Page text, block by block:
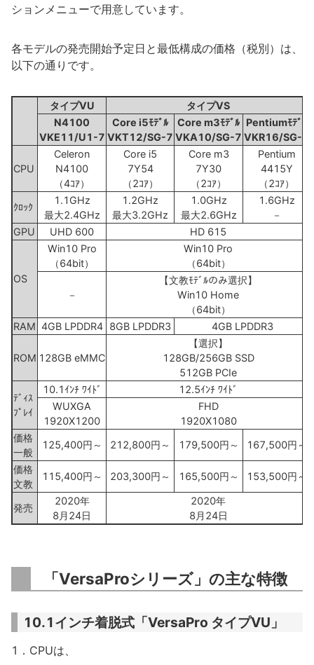
ションメニューで用意しています。
各モデルの発売開始予定日と最低構成の価格（税別）は、
以下の通りです。
タイプVU
タイプVS
N4100
VKE11/U1-7
Core i5ﾓﾃﾞﾙ
VKT12/SG-7
Core m3ﾓﾃﾞﾙ
VKA10/SG-7
Pentiumﾓﾃﾞﾙ
VKR16/SG-7
CPU
Celeron
N4100
（4ｺｱ）
Core i5
7Y54
（2ｺｱ）
Core m3
7Y30
（2ｺｱ）
Pentium
4415Y
（2ｺｱ）
ｸﾛｯｸ
1.1GHz
最大2.4GHz
1.2GHz
最大3.2GHz
1.0GHz
最大2.6GHz
1.6GHz
－
GPU
UHD 600 HD 615
OS
Win10 Pro
（64bit）
Win10 Pro
（64bit）
－
【文教ﾓﾃﾞﾙのみ選択】
Win10 Home
（64bit）
RAM 4GB LPDDR4 8GB LPDDR3 4GB LPDDR3
ROM 128GB eMMC
【選択】
128GB/256GB SSD
512GB PCIe
ﾃﾞｨｽ
ﾌﾟﾚｲ
10.1ｲﾝﾁ ﾜｲﾄﾞ
12.5ｲﾝﾁ ﾜｲﾄﾞ
WUXGA
1920X1200
FHD
1920X1080
価格
一般
125,400円～ 212,800円～ 179,500円～ 167,500円～
価格
文教
115,400円～ 203,300円～ 165,500円～ 153,500円～
発売
2020年
8月24日
2020年
8月24日
「VersaProシリーズ」の主な特徴
10.1インチ着脱式「VersaPro タイプVU」
1．CPUは、